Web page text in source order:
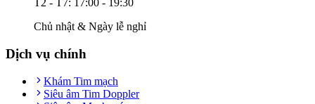
T2 - T7: 17:00 - 19:30
Chủ nhật & Ngày lễ nghỉ
Dịch vụ chính
Khám Tim mạch
Siêu âm Tim Doppler